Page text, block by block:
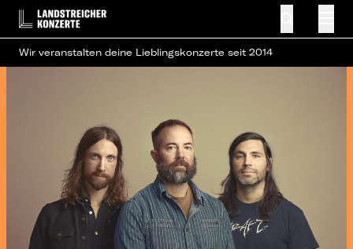
Wir veranstalten deine Lieblingskonzerte seit 2014